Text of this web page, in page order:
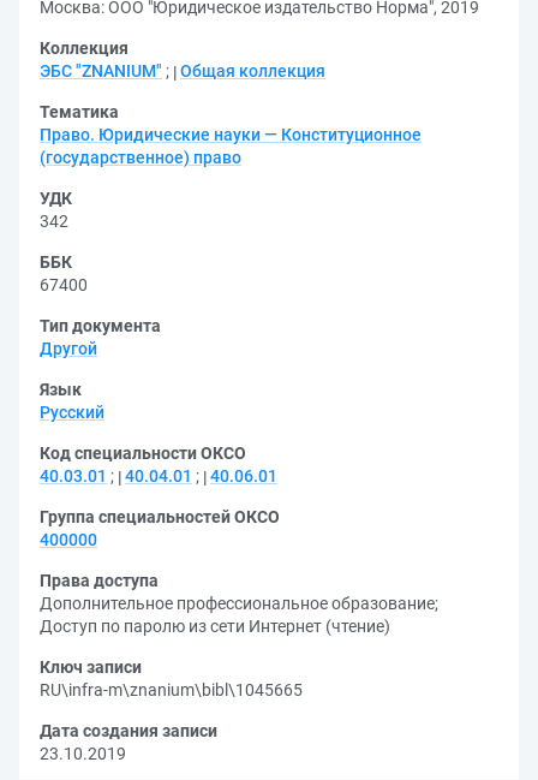
Москва: ООО "Юридическое издательство Норма", 2019
Коллекция
ЭБС "ZNANIUM" ; Общая коллекция
Тематика
Право. Юридические науки — Конституционное
(государственное) право
УДК
342
ББК
67400
Тип документа
Другой
Язык
Русский
Код специальности ОКСО
40.03.01 ; 40.04.01 ; 40.06.01
Группа специальностей ОКСО
400000
Права доступа
Дополнительное профессиональное образование;
Доступ по паролю из сети Интернет (чтение)
Ключ записи
RU\infra-m\znanium\bibl\1045665
Дата создания записи
23.10.2019